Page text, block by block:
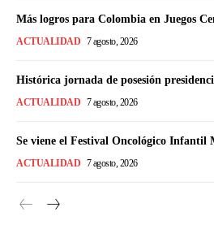
Más logros para Colombia en Juegos
ACTUALIDAD 7 agosto, 2026
Histórica jornada de posesión
ACTUALIDAD 7 agosto, 2026
Se viene el Festival Oncológico Infantil
ACTUALIDAD 7 agosto, 2026